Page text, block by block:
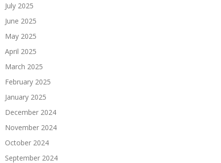
July 2025
June 2025
May 2025
April 2025
March 2025
February 2025
January 2025
December 2024
November 2024
October 2024
September 2024